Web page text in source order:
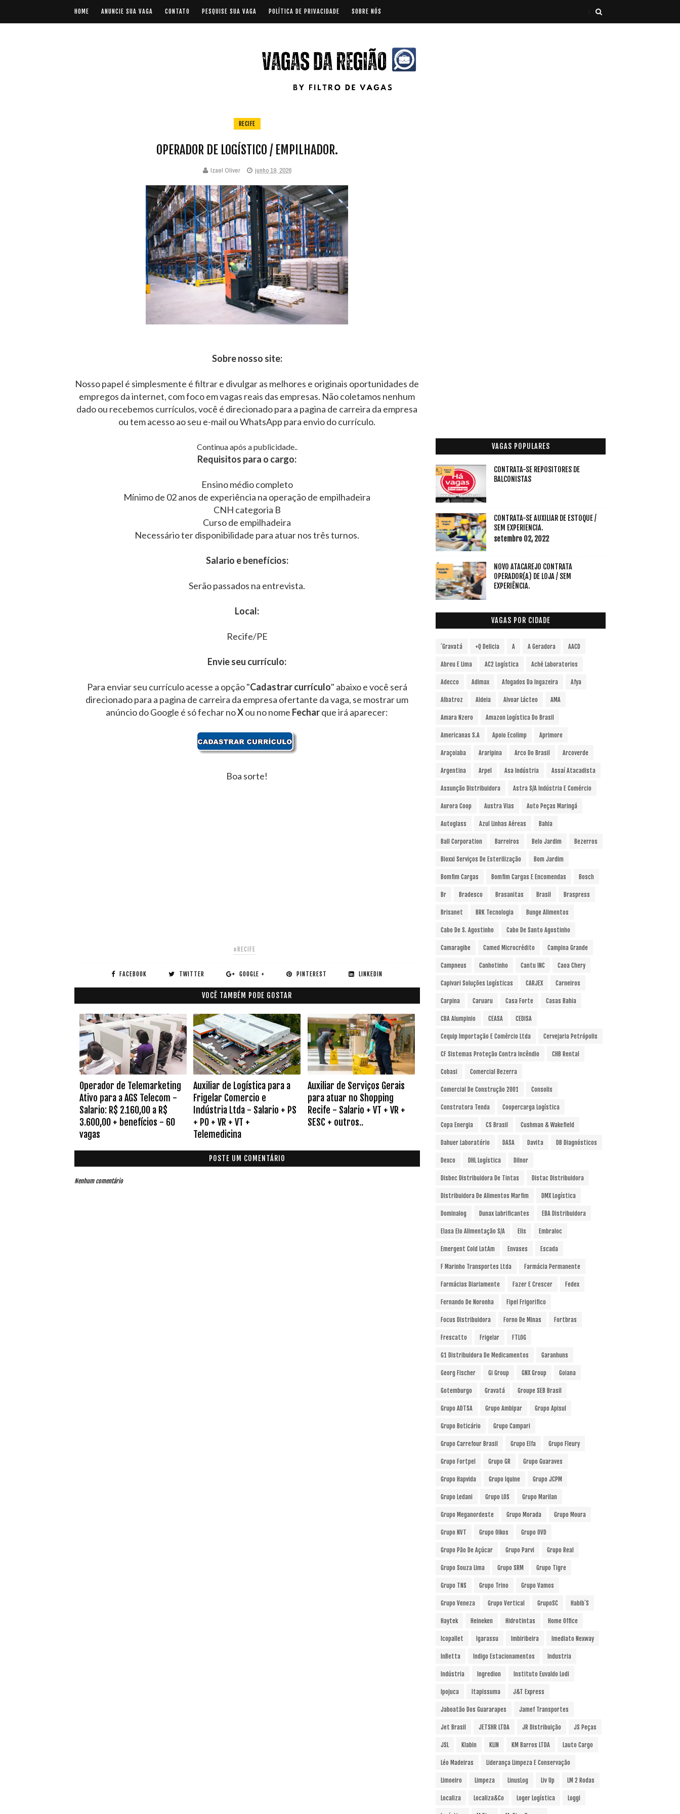
HOME ANUNCIE SUA VAGA CONTATO PESQUISE SUA VAGA POLÍTICA DE PRIVACIDADE SOBRE NÓS
RECIFE
OPERADOR DE LOGÍSTICO / EMPILHADOR.
Izael Oliver junho 19, 2026
Sobre nosso site:
Nosso papel é simplesmente é filtrar e divulgar as melhores e originais oportunidades de
empregos da internet, com foco em vagas reais das empresas. Não coletamos nenhum
dado ou recebemos currículos, você é direcionado para a pagina de carreira da empresa
ou tem acesso ao seu e-mail ou WhatsApp para envio do currículo.
Continua após a publicidade..
Requisitos para o cargo:
Ensino médio completo
Mínimo de 02 anos de experiência na operação de empilhadeira
CNH categoria B
Curso de empilhadeira
Necessário ter disponibilidade para atuar nos três turnos.
Salario e benefícios:
Serão passados na entrevista.
Local:
Recife/PE
Envie seu currículo:
Para enviar seu currículo acesse a opção "Cadastrar currículo" abaixo e você será
direcionado para a pagina de carreira da empresa ofertante da vaga, se mostrar um
anúncio do Google é só fechar noXou no nome Fecharque irá aparecer:
Boa sorte!
#RECIFE
FACEBOOK TWITTER GOOGLE + PINTEREST LINKEDIN
VOCÊ TAMBÉM PODE GOSTAR
Operador de Telemarketing
Ativo para a AGS Telecom -
Salario: R$ 2.160,00 a R$
3.600,00 + benefícios - 60
vagas
Auxiliar de Logística para a
Frigelar Comercio e
Indústria Ltda - Salario + PS
+ PO + VR + VT +
Telemedicina
Auxiliar de Serviços Gerais
para atuar no Shopping
Recife - Salario + VT + VR +
SESC + outros..
POSTE UM COMENTÁRIO
Nenhum comentário
VAGAS POPULARES
CONTRATA-SE REPOSITORES DE
BALCONISTAS
CONTRATA-SE AUXILIAR DE ESTOQUE /
SEM EXPERIENCIA.
setembro 02, 2022
NOVO ATACAREJO CONTRATA
OPERADOR(A) DE LOJA / SEM
EXPERIÊNCIA.
VAGAS POR CIDADE
´Gravatá +Q Delicia A A Geradora AACD
Abreu E Lima AC2 Logística Aché Laboratorios
Adecco Adimax Afogados Da Ingazeira Afya
Albatroz Aldeia Alvoar Lácteo AMA
Amara Nzero Amazon Logística Do Brasil
Americanas S.A Apoio Ecolimp Aprimore
Araçoiaba Araripina Arco Do Brasil Arcoverde
Argentina Arpel Asa Indústria Assaí Atacadista
Assunção Distribuidora Astra S/A Indústria E Comércio
Aurora Coop Austra Vias Auto Peças Maringá
Autoglass Azul Linhas Aéreas Bahia
Ball Corporation Barreiros Belo Jardim Bezerros
Bioxxi Serviços De Esterilização Bom Jardim
Bomfim Cargas Bomfim Cargas E Encomendas Bosch
Br Bradesco Brasanitas Brasil Braspress
Brisanet BRK Tecnologia Bunge Alimentos
Cabo De S. Agostinho Cabo De Santo Agostinho
Camaragibe Camed Microcrédito Campina Grande
Campneus Canhotinho Cantu INC Caoa Chery
Capivari Soluções Logísticas CARJEX Carneiros
Carpina Caruaru Casa Forte Casas Bahia
CBA Alumpinio CEASA CEDISA
Cequip Importação E Comércio Ltda Cervejaria Petrópolis
CF Sistemas Proteção Contra Incêndio CHB Rental
Cobasi Comercial Bezerra
Comercial De Construção 2001 Consolis
Construtora Tenda Coopercarga Logística
Copa Energia CS Brasil Cushman & Wakefield
Dahuer Laboratório DASA Davita DB Diagnósticos
Dexco DHL Logística Dilnor
Disbec Distribuidora De Tintas Distac Distribuidora
Distribuidora De Alimentos Marfim DMX Logística
Dominalog Dunax Lubrificantes EBA Distribuidora
Elasa Elo Alimentação S/A Elis Embraloc
Emergent Cold LatAm Envases Escada
F Marinho Transportes Ltda Farmácia Permanente
Farmácias Diariamente Fazer E Crescer Fedex
Fernando De Noronha Fipel Frigorifico
Focus Distribuidora Forno De Minas Fortbras
Frescatto Frigelar FTLOG
G1 Distribuidora De Medicamentos Garanhuns
Georg Fischer Gi Group GNX Group Goiana
Gotemburgo Gravatá Groupe SEB Brasil
Grupo ADTSA Grupo Ambipar Grupo Apisul
Grupo Boticário Grupo Campari
Grupo Carrefour Brasil Grupo Elfa Grupo Fleury
Grupo Fortpel Grupo GR Grupo Guaraves
Grupo Hapvida Grupo Iquine Grupo JCPM
Grupo Ledani Grupo LOS Grupo Marilan
Grupo Meganordeste Grupo Morada Grupo Moura
Grupo NVT Grupo Oikos Grupo OVD
Grupo Pão De Açúcar Grupo Parvi Grupo Real
Grupo Souza Lima Grupo SRM Grupo Tigre
Grupo TNS Grupo Trino Grupo Vamos
Grupo Veneza Grupo Vertical GrupoSC Habib´s
Haytek Heineken Hidrotintas Home Office
Icopallet Igarassu Imbiribeira Imediato Nexway
InBetta Indigo Estacionamentos Industria
Indústria Ingredion Instituto Euvaldo Lodi
Ipojuca Itapissuma J&T Express
Jaboatão Dos Guararapes Jamef Transportes
Jet Brasil JETSHR LTDA JR Distribuição JS Peças
JSL Klabin KLIN KM Barros LTDA Lauto Cargo
Léo Madeiras Liderança Limpeza E Conservação
Limoeiro Limpeza LinusLog Liv Up LM 2 Rodas
Localiza Localiza&Co Loger Logística Loggi